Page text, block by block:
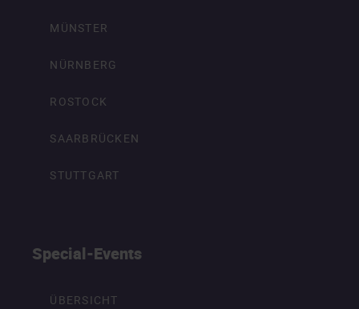
MÜNSTER
NÜRNBERG
ROSTOCK
SAARBRÜCKEN
STUTTGART
Special-Events
ÜBERSICHT